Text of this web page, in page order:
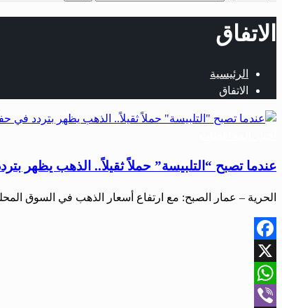
الاتفاق
الرئيسية
الاتفاق
عندما تصبح “التلبيسة” حملاً ثقيلاً.. الذهب يظهر
الحرية – عمار الصبح: مع ارتفاع أسعار الذهب في السوق
Facebook
X
WhatsApp